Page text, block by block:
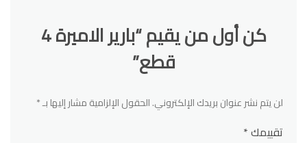
كن أول من يقيم “بارير الاميرة 4
قطع”
لن يتم نشر عنوان بريدك الإلكتروني.الحقول الإلزامية مشار إليها بـ*
تقييمك*